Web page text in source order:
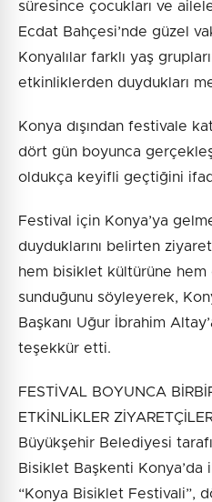
süresince çocukları ve
Ecdat Bahçesi’nde güzel
Konyalılar farklı yaş
etkinliklerden duydukları
Konya dışından festivale
dört gün boyunca
oldukça keyifli geçtiğini
Festival için Konya’ya
duyduklarını belirten
hem bisiklet kültürüne hem
sunduğunu söyleyerek,
Başkanı Uğur İbrahim
teşekkür etti.
FESTİVAL BOYUNCA
ETKİNLİKLER
Büyükşehir Belediyesi
Bisiklet Başkenti Konya’da
“Konya Bisiklet Festivali”,